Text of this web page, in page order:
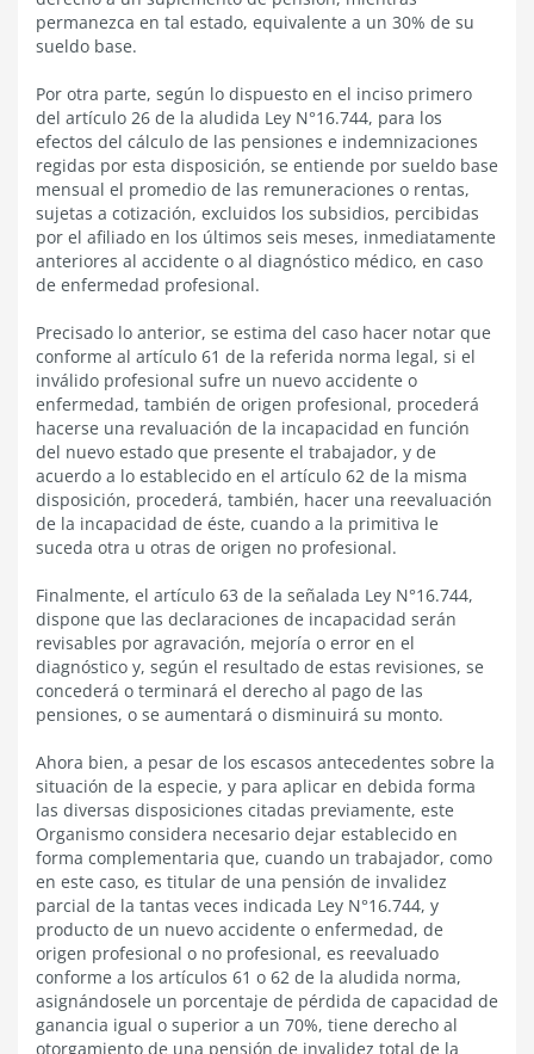
permanezca en tal estado, equivalente a un 30% de su
sueldo base.
Por otra parte, según lo dispuesto en el inciso primero
del artículo 26 de la aludida Ley N°16.744, para los
efectos del cálculo de las pensiones e indemnizaciones
regidas por esta disposición, se entiende por sueldo base
mensual el promedio de las remuneraciones o rentas,
sujetas a cotización, excluidos los subsidios, percibidas
por el afiliado en los últimos seis meses, inmediatamente
anteriores al accidente o al diagnóstico médico, en caso
de enfermedad profesional.
Precisado lo anterior, se estima del caso hacer notar que
conforme al artículo 61 de la referida norma legal, si el
inválido profesional sufre un nuevo accidente o
enfermedad, también de origen profesional, procederá
hacerse una revaluación de la incapacidad en función
del nuevo estado que presente el trabajador, y de
acuerdo a lo establecido en el artículo 62 de la misma
disposición, procederá, también, hacer una reevaluación
de la incapacidad de éste, cuando a la primitiva le
suceda otra u otras de origen no profesional.
Finalmente, el artículo 63 de la señalada Ley N°16.744,
dispone que las declaraciones de incapacidad serán
revisables por agravación, mejoría o error en el
diagnóstico y, según el resultado de estas revisiones, se
concederá o terminará el derecho al pago de las
pensiones, o se aumentará o disminuirá su monto.
Ahora bien, a pesar de los escasos antecedentes sobre la
situación de la especie, y para aplicar en debida forma
las diversas disposiciones citadas previamente, este
Organismo considera necesario dejar establecido en
forma complementaria que, cuando un trabajador, como
en este caso, es titular de una pensión de invalidez
parcial de la tantas veces indicada Ley N°16.744, y
producto de un nuevo accidente o enfermedad, de
origen profesional o no profesional, es reevaluado
conforme a los artículos 61 o 62 de la aludida norma,
asignándosele un porcentaje de pérdida de capacidad de
ganancia igual o superior a un 70%, tiene derecho al
otorgamiento de una pensión de invalidez total de la